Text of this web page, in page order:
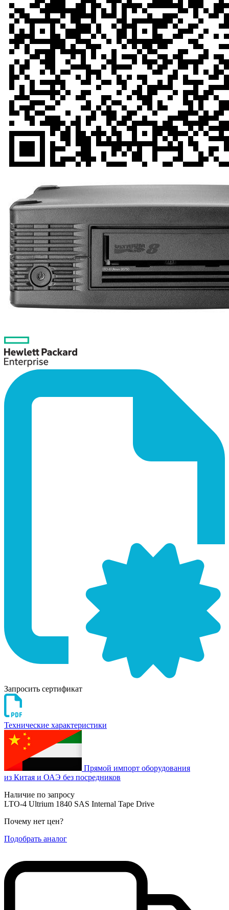
Запросить сертификат
Технические характеристики
Прямой импорт оборудования
из Китая и ОАЭ без посредников
Наличие по запросу
LTO-4 Ultrium 1840 SAS Internal Tape Drive
Почему нет цен?
Подобрать аналог